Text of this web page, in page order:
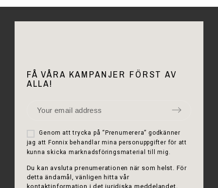
FÅ VÅRA KAMPANJER FÖRST AV
ALLA!
Genom att trycka på “Prenumerera” godkänner
jag att Fonnix behandlar mina personuppgifter för att
kunna skicka marknadsföringsmaterial till mig.
Du kan avsluta prenumerationen när som helst. För
detta ändamål, vänligen hitta vår
kontaktinformation i det juridiska meddelandet.